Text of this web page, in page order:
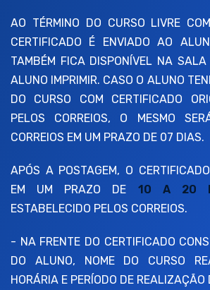
AO TÉRMINO DO CURSO LIVRE
CERTIFICADO É ENVIADO AO
TAMBÉM FICA DISPONÍVEL NA
ALUNO IMPRIMIR. CASO O ALUNO
DO CURSO COM CERTIFICADO
PELOS CORREIOS, O MESMO
CORREIOS EM UM PRAZO DE 07 DIAS.
APÓS A POSTAGEM, O
EM UM PRAZO DE 10 A 20
ESTABELECIDO PELOS CORREIOS.
- NA FRENTE DO CERTIFICADO
DO ALUNO, NOME DO CURSO
HORÁRIA E PERÍODO DE REALIZAÇÃO